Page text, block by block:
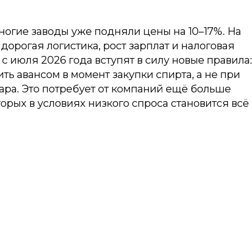
заводы уже подняли цены на 10–17%. На
логистика, рост зарплат и налоговая
с июля 2026 года вступят в силу новые правила:
авансом в момент закупки спирта, а не при
Это потребует от компаний ещё больше
в условиях низкого спроса становится всё